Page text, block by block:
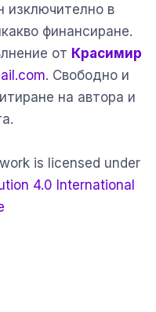
изключително в
финансиране.
от Красимир
. Свободно и
на автора и
is licensed under
4.0 International